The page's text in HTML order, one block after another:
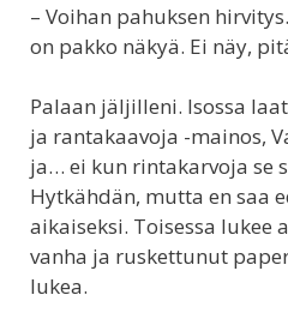
– Voihan pahuksen
on pakko näkyä. Ei näy,
Palaan jäljilleni. Isossa
ja rantakaavoja -mainos,
ja… ei kun rintakarvoja se
Hytkähdän, mutta en saa
aikaiseksi. Toisessa lukee
vanha ja ruskettunut
lukea.